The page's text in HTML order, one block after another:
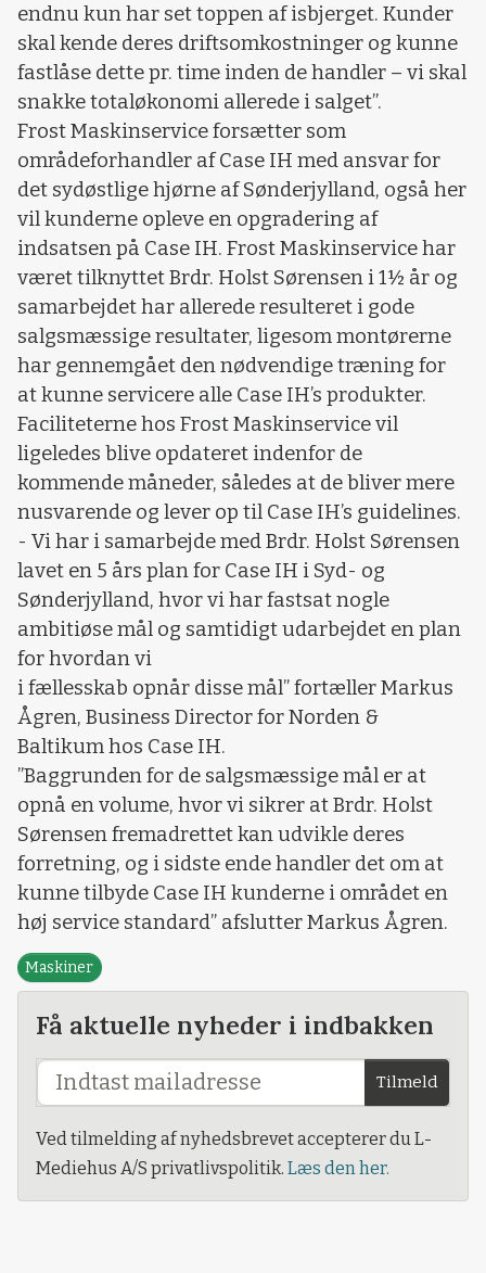
endnu kun har set toppen af isbjerget. Kunder
skal kende deres driftsomkostninger og kunne
fastlåse dette pr. time inden de handler – vi skal
snakke totaløkonomi allerede i salget”.
Frost Maskinservice forsætter som
områdeforhandler af Case IH med ansvar for
det sydøstlige hjørne af Sønderjylland, også her
vil kunderne opleve en opgradering af
indsatsen på Case IH. Frost Maskinservice har
været tilknyttet Brdr. Holst Sørensen i 1½ år og
samarbejdet har allerede resulteret i gode
salgsmæssige resultater, ligesom montørerne
har gennemgået den nødvendige træning for
at kunne servicere alle Case IH’s produkter.
Faciliteterne hos Frost Maskinservice vil
ligeledes blive opdateret indenfor de
kommende måneder, således at de bliver mere
nusvarende og lever op til Case IH’s guidelines.
- Vi har i samarbejde med Brdr. Holst Sørensen
lavet en 5 års plan for Case IH i Syd- og
Sønderjylland, hvor vi har fastsat nogle
ambitiøse mål og samtidigt udarbejdet en plan
for hvordan vi
i fællesskab opnår disse mål” fortæller Markus
Ågren, Business Director for Norden &
Baltikum hos Case IH.
”Baggrunden for de salgsmæssige mål er at
opnå en volume, hvor vi sikrer at Brdr. Holst
Sørensen fremadrettet kan udvikle deres
forretning, og i sidste ende handler det om at
kunne tilbyde Case IH kunderne i området en
høj service standard” afslutter Markus Ågren.
Maskiner
Få aktuelle nyheder i indbakken
Tilmeld
Ved tilmelding af nyhedsbrevet accepterer du L-
Mediehus A/S privatlivspolitik. Læs den her.